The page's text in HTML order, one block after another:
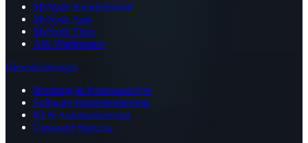
MySyde Kundenportal
MySyde App
MySyde Flow
Alle Plattformen
Dienstleistungen
Beratung & Prozessanalyse
Software-Implementierung
KI & Automatisierung
Customer Success